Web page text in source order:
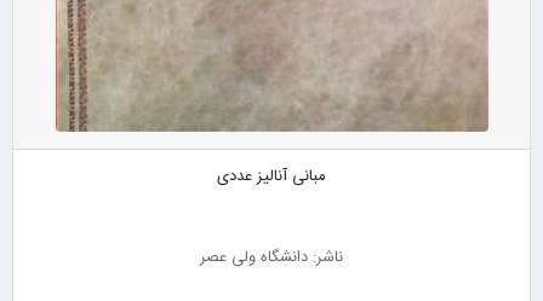
مبانی آنالیز عددی
ناشر: دانشگاه ولی عصر